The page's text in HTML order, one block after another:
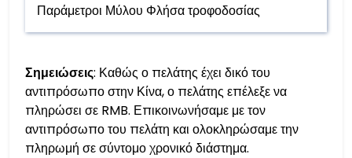
Παράμετροι Μύλου Φλήσα τροφοδοσίας
Σημειώσεις: Καθώς ο πελάτης έχει δικό του
αντιπρόσωπο στην Κίνα, ο πελάτης επέλεξε να
πληρώσει σε RMB. Επικοινωνήσαμε με τον
αντιπρόσωπο του πελάτη και ολοκληρώσαμε την
πληρωμή σε σύντομο χρονικό διάστημα.